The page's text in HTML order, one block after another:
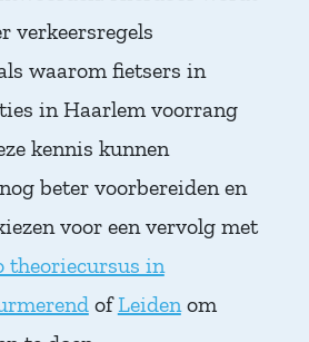
verkeersregels
waarom fietsers in
in Haarlem voorrang
kennis kunnen
beter voorbereiden en
voor een vervolg met
theoriecursus in
ofLeidenom